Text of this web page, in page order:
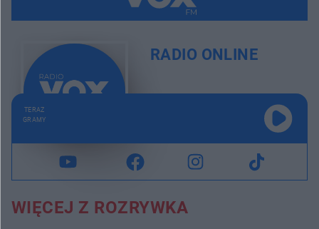
RADIO ONLINE
TERAZ
GRAMY
WIĘCEJ Z ROZRYWKA